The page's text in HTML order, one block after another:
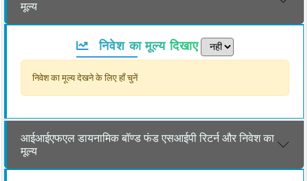
मूल्य
निवेश का मूल्य दिखाए
निवेश का मूल्य देखने के लिए हाँ चुनें
आईआईएफएल डायनामिक बॉण्ड फंड एसआईपी रिटर्न और निवेश का
मूल्य